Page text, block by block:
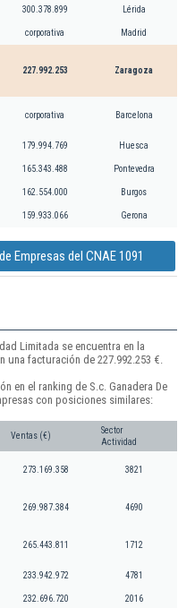
300.378.899 Lérida
corporativa Madrid
227.992.253 Zaragoza
corporativa Barcelona
179.994.769 Huesca
165.343.488 Pontevedra
162.554.000 Burgos
159.933.066 Gerona
Empresas del CNAE 1091
Limitada se encuentra en la
una facturación de 227.992.253 €.
en el ranking de S.c. Ganadera De
con posiciones similares:
Ventas (€)
Sector
Actividad
273.169.358 3821
269.987.384 4690
265.443.811 1712
233.942.972 4781
232.696.720 2016